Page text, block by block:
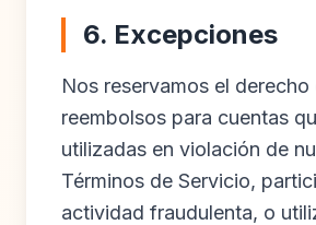
6. Excepciones
Nos reservamos el
reembolsos para cuentas
utilizadas en violación de
Términos de Servicio,
actividad fraudulenta, o